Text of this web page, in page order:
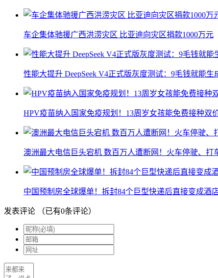
车企集体驰援广西洪涝灾区 比亚迪向灾区捐款1000万元
性能大提升 DeepSeek V4正式版灰度测试：9毛钱就能生
HPV疫苗纳入国家免疫规划！13周岁女孩能免费接种双
澳洲最大电信巨头宕机 数百万人遭断网！火车停驶、打
中国预制房全球爆单！拆封84个巨型快递后直接变成酒
发表评论 （已有0条评论）